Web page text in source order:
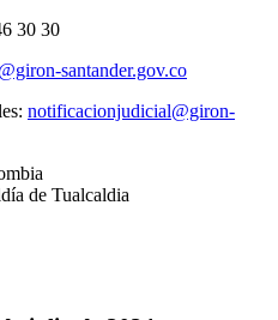
30 30
santander.gov.co
notificacionjudicial@giron-